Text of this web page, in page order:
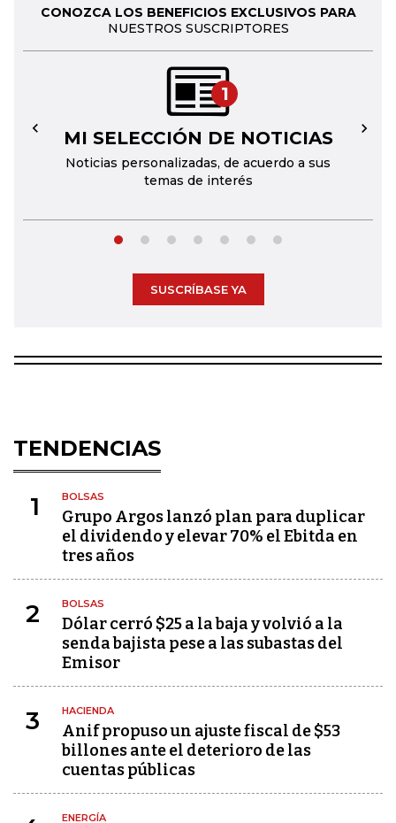
CONOZCA LOS BENEFICIOS EXCLUSIVOS PARA
NUESTROS SUSCRIPTORES
1
MI SELECCIÓN DE NOTICIAS
Noticias personalizadas, de acuerdo a sus
temas de interés
← →
SUSCRÍBASE YA
TENDENCIAS
1 BOLSAS
Grupo Argos lanzó plan para duplicar
el dividendo y elevar 70% el Ebitda en
tres años
2 BOLSAS
Dólar cerró $25 a la baja y volvió a la
senda bajista pese a las subastas del
Emisor
3 HACIENDA
Anif propuso un ajuste fiscal de $53
billones ante el deterioro de las
cuentas públicas
ENERGÍA